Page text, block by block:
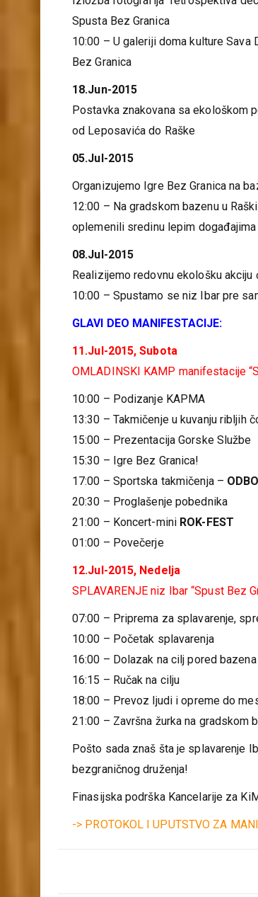
Spusta Bez Granica
10:00 – U galeriji doma kulture
Bez Granica
18.Jun-2015
Postavka znakovana sa ekološkom
od Leposavića do Raške
05.Jul-2015
Organizujemo Igre Bez Granica na
12:00 – Na gradskom bazenu u
oplemenili sredinu lepim
08.Jul-2015
Realizijemo redovnu ekološku
10:00 – Spustamo se niz Ibar pre
GLAVI DEO MANIFESTACIJE:
11.Jul-2015, Subota
OMLADINSKI KAMP manifestacije
10:00 – Podizanje KAPMA
13:30 – Takmičenje u kuvanju ribljih
15:00 – Prezentacija Gorske Službe
15:30 – Igre Bez Granica!
17:00 – Sportska takmičenja –
20:30 – Proglašenje pobednika
21:00 – Koncert-mini ROK-FEST
01:00 – Povečerje
12.Jul-2015, Nedelja
SPLAVARENJE niz Ibar “Spust Bez
07:00 – Priprema za splavarenje,
10:00 – Početak splavarenja
16:00 – Dolazak na cilj pored bazena
16:15 – Ručak na cilju
18:00 – Prevoz ljudi i opreme do
21:00 – Završna žurka na gradskom
Pošto sada znaš šta je splavarenje
bezgraničnog druženja!
Finasijska podrška Kancelarije za
-> PROTOKOL I UPUTSTVO ZA